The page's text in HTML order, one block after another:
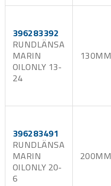
396283392
RUNDLÄNSA
MARIN
OILONLY 13-
24
130MM
396283491
RUNDLÄNSA
MARIN
OILONLY 20-
6
200MM